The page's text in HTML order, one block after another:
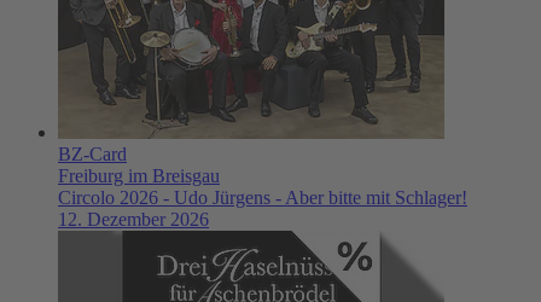
BZ-Card
Freiburg im Breisgau
Circolo 2026 - Udo Jürgens - Aber bitte mit Schlager!
12. Dezember 2026